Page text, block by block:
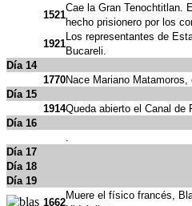
1521
Cae la Gran Tenochtitlan.
hecho prisionero por los
1921
Los representantes de
Bucareli.
Día 14
1770Nace Mariano
Día 15
1914Queda abierto el Canal de
Día 16
Día 17
Día 18
Día 19
1662
Muere el físico francés,